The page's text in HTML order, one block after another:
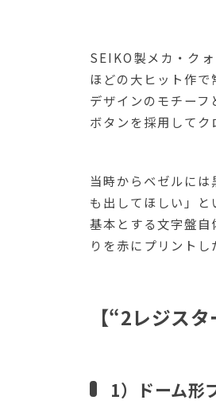
SEIKO製メカ・ク
ほどの大ヒット作
デザインのモチー
ボタンを採用して
当時からベゼルに
も出してほしい」
基本とする文字盤
りを赤にプリント
【“2レジス
1）ドーム形